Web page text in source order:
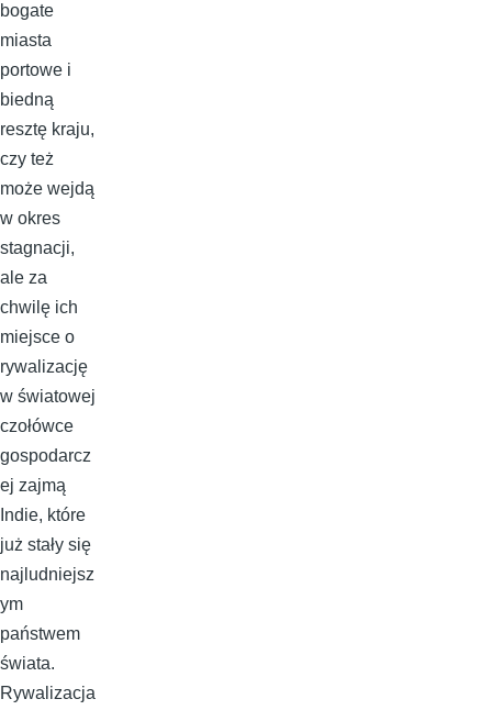
bogate
miasta
portowe i
biedną
resztę kraju,
czy też
może wejdą
w okres
stagnacji,
ale za
chwilę ich
miejsce o
rywalizację
w światowej
czołówce
gospodarcz
ej zajmą
Indie, które
już stały się
najludniejsz
ym
państwem
świata.
Rywalizacja